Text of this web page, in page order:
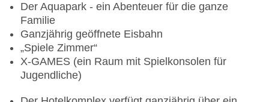
Der Aquapark - ein Abenteuer für die ganze
Familie
Ganzjährig geöffnete Eisbahn
„Spiele Zimmer“
X-GAMES (ein Raum mit Spielkonsolen für
Jugendliche)